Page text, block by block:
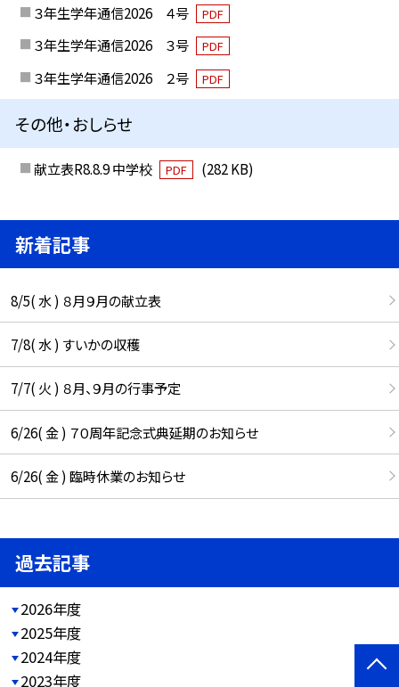
３年生学年通信2026 ４号 PDF
３年生学年通信2026 ３号 PDF
３年生学年通信2026 ２号 PDF
その他・おしらせ
献立表R8.8.9 中学校 PDF (282 KB)
新着記事
8/5( 水 ) ８月９月の献立表
7/8( 水 ) すいかの収穫
7/7( 火 ) ８月、９月の行事予定
6/26( 金 ) ７０周年記念式典延期のお知らせ
6/26( 金 ) 臨時休業のお知らせ
過去記事
2026年度
2025年度
2024年度
2023年度